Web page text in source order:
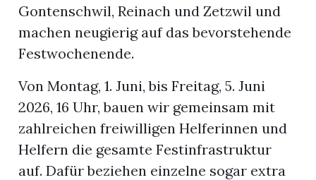
Gontenschwil, Reinach und Zetzwil und
machen neugierig auf das bevorstehende
Festwochenende.
Von Montag, 1. Juni, bis Freitag, 5. Juni
2026, 16 Uhr, bauen wir gemeinsam mit
zahlreichen freiwilligen Helferinnen und
Helfern die gesamte Festinfrastruktur
auf. Dafür beziehen einzelne sogar extra